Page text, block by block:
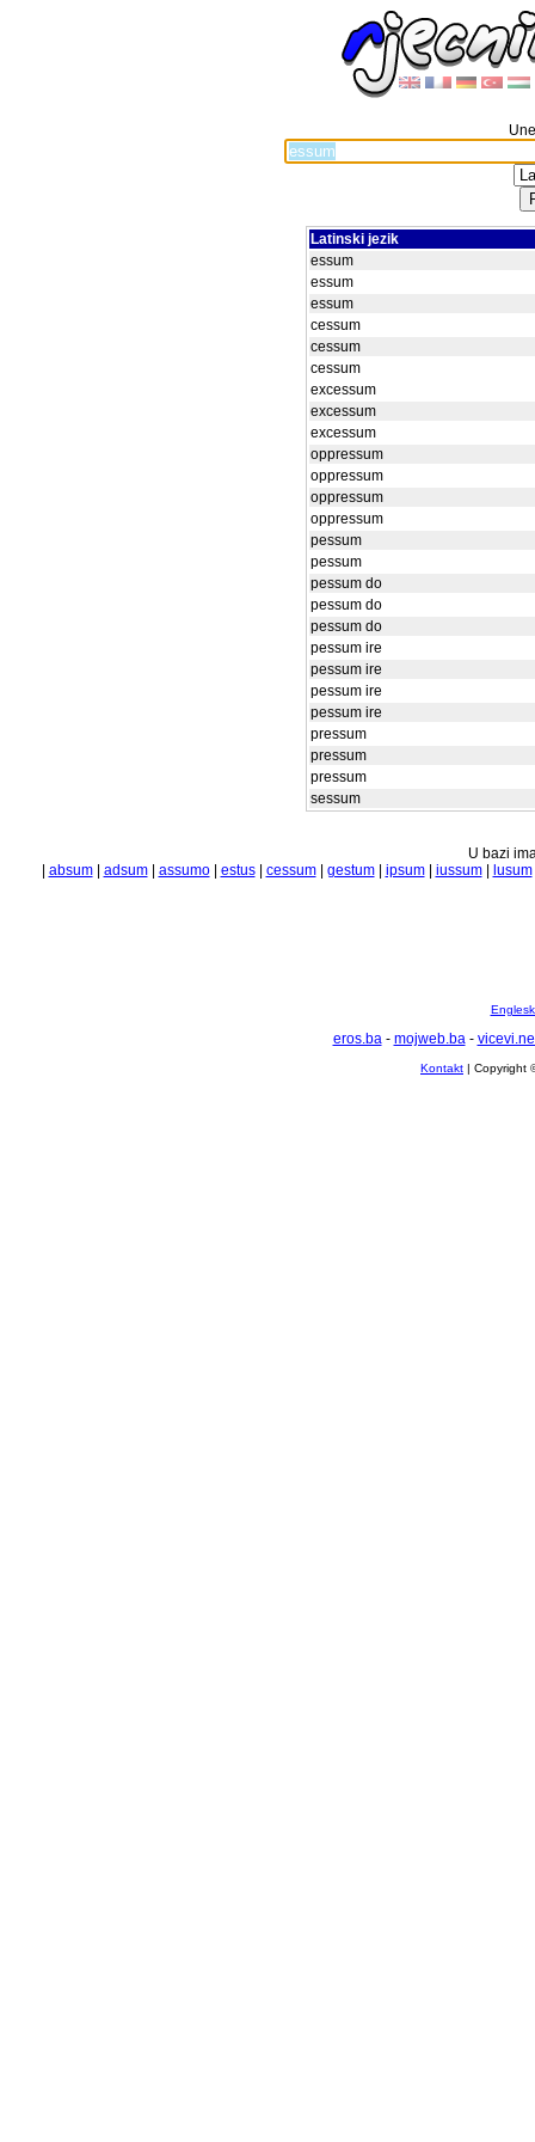
Latinski jezik
essum
essum
essum
cessum
cessum
cessum
excessum
excessum
excessum
oppressum
oppressum
oppressum
oppressum
pessum
pessum
pessum do
pessum do
pessum do
pessum ire
pessum ire
pessum ire
pessum ire
pressum
pressum
pressum
sessum
U bazi
absum| adsum| assumo| estus| cessum| gestum| ipsum| iussum| lusum
eros.ba- mojweb.ba-
Kontakt | Copyright